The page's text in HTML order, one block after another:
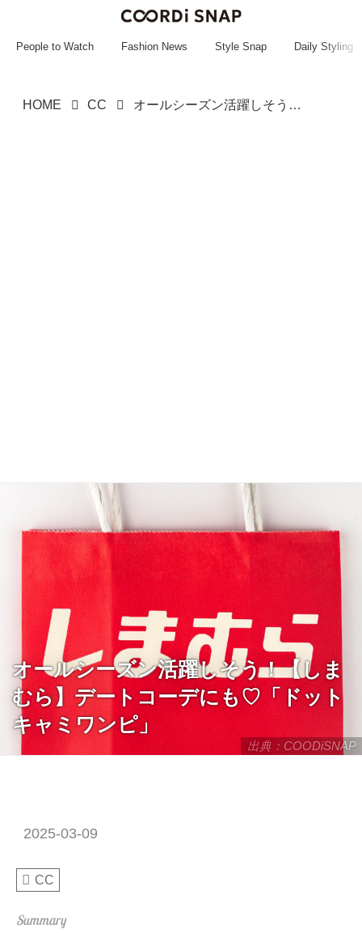
~~~~~~~~~~~
People to Watch Fashion News Style Snap Daily Styling
HOME CC オールシーズン活躍しそう！【しまむら】デートコーデにも♡「ドットキャミワンピ」
出典：COODiSNAP
オールシーズン活躍しそう！【しま
むら】デートコーデにも♡「ドット
キャミワンピ」
2025-03-09
CC